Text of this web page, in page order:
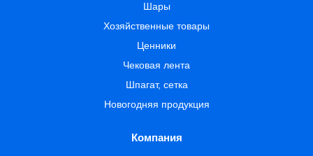
Шары
Хозяйственные товары
Ценники
Чековая лента
Шпагат, сетка
Новогодняя продукция
Компания